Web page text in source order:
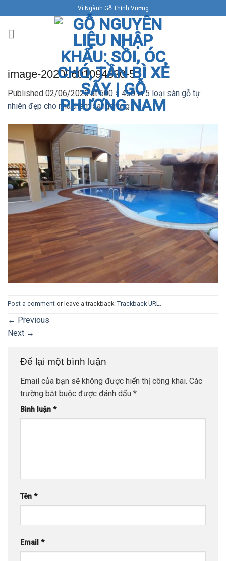
to
content
Vì Ngành Gỗ Thịnh Vượng
image-20200601094830-5
Published 02/06/2020at600 × 450in5 loại sàn gỗ tự
nhiên đẹp cho nhà thêm sang trọng
Post a comment or leave a trackback: Trackback URL.
← Previous
Next →
Để lại một bình luận
Email của bạn sẽ không được hiển thị công khai. Các
trường bắt buộc được đánh dấu *
Bình luận *
Tên *
Email *